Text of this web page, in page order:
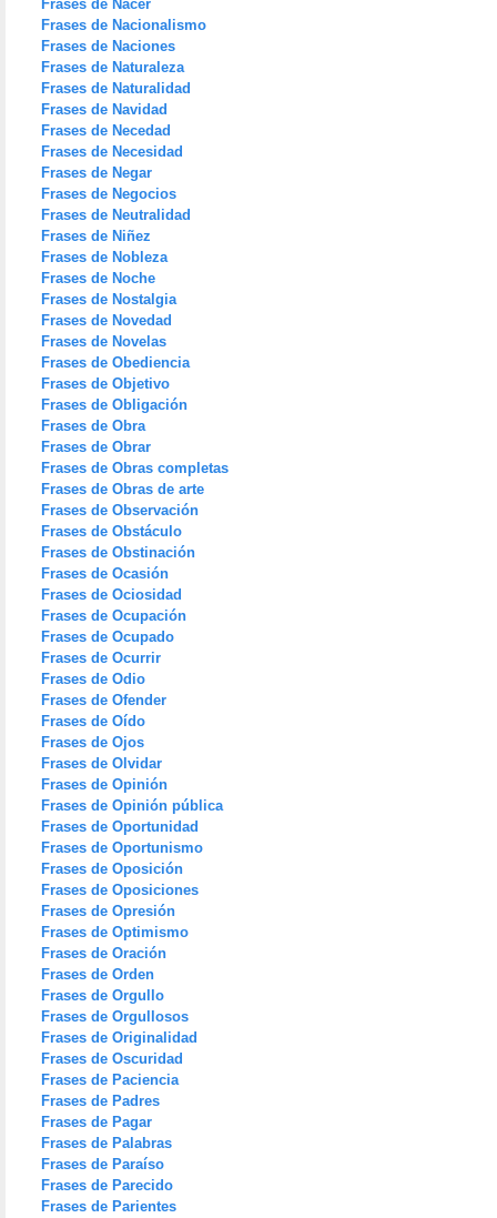
Frases de Nacer
Frases de Nacionalismo
Frases de Naciones
Frases de Naturaleza
Frases de Naturalidad
Frases de Navidad
Frases de Necedad
Frases de Necesidad
Frases de Negar
Frases de Negocios
Frases de Neutralidad
Frases de Niñez
Frases de Nobleza
Frases de Noche
Frases de Nostalgia
Frases de Novedad
Frases de Novelas
Frases de Obediencia
Frases de Objetivo
Frases de Obligación
Frases de Obra
Frases de Obrar
Frases de Obras completas
Frases de Obras de arte
Frases de Observación
Frases de Obstáculo
Frases de Obstinación
Frases de Ocasión
Frases de Ociosidad
Frases de Ocupación
Frases de Ocupado
Frases de Ocurrir
Frases de Odio
Frases de Ofender
Frases de Oído
Frases de Ojos
Frases de Olvidar
Frases de Opinión
Frases de Opinión pública
Frases de Oportunidad
Frases de Oportunismo
Frases de Oposición
Frases de Oposiciones
Frases de Opresión
Frases de Optimismo
Frases de Oración
Frases de Orden
Frases de Orgullo
Frases de Orgullosos
Frases de Originalidad
Frases de Oscuridad
Frases de Paciencia
Frases de Padres
Frases de Pagar
Frases de Palabras
Frases de Paraíso
Frases de Parecido
Frases de Parientes